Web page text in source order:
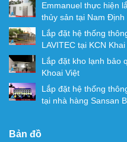
Emmanuel thực hiện
thủy sản tại Nam Định
Lắp đặt hệ thống
LAVITEC tại KCN
Lắp đặt kho lạnh bảo
Khoai Việt
Lắp đặt hệ thống
tại nhà hàng Sansan
Bản đồ